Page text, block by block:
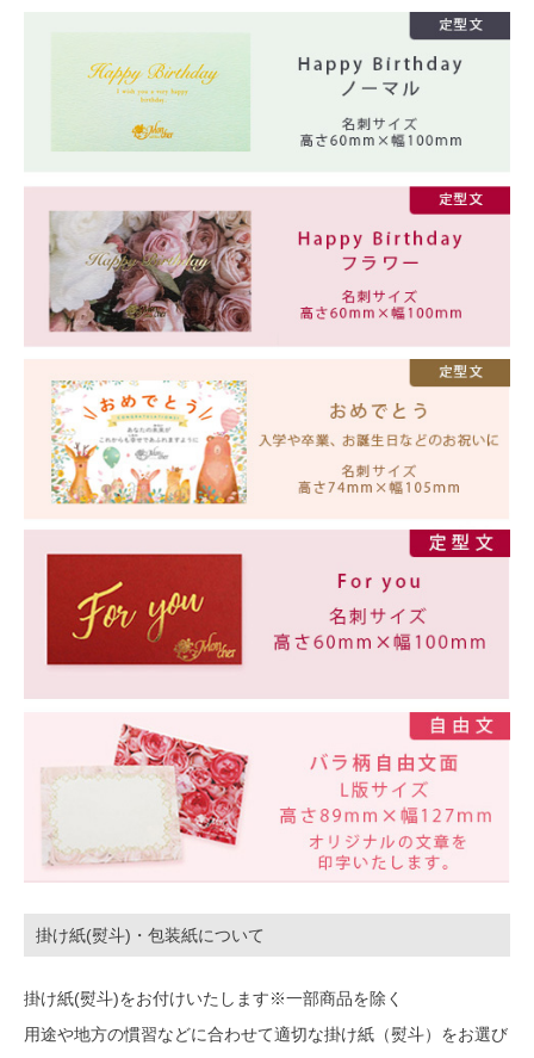
掛け紙(熨斗)・包装紙について
掛け紙(熨斗)をお付けいたします※一部商品を除く
用途や地方の慣習などに合わせて適切な掛け紙（熨斗）をお選び